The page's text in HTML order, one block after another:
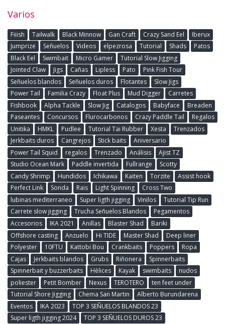
Varios
Fiiish Tailwalk Black Minnow Gan Craft Crazy Sand Eel
Iberux
Jumprize
Señuelos Videos elpezrosa Tutorial Shads
Patos
Black Eel
Swimbait Micro Gamer
Tutorial Slow Jigging
Jointed Claw
Jigs Cañas Lipless Pato
Pink Fish Tour
Señuelos blandos
Señuelos duros Flotantes
Slow Jigs
Power Tail
Familia Crazy Float Plus Mud Digger
Carretes
Fishbook
Alpha Tackle Slow Jig Catalogos Babyface
Breaden
Paseantes
Concursos Flurocarbonos Crazy Paddle Tail
Regalos
Unitika
HMKL Pudlee Tutorial Tai Rubber Xesta
Trenzados
Jerkbaits duros
Cangrejos Stick baits
Aniversario
Power Tail Squid
regalos Trenzado Análisis
Ajist TZ
Studio Ocean Mark
Paddle invertida Fullrange
Scotty
Candy Shrimp
Hundidos Ichikawa Kaiten Torzite
Assist hook
Perfect Link
Sonda Rais Light Spinning
Cross Two
lubinas mediterraneo
Super ligth jigging Vinilos
Tutorial Tip Run
Carrete slow jigging
Trucha Señuelos Blandos
Pegamentos
Accesorios
IKA 2021 Anillas Blaster Shad
Bariki
Offshore casting
Anzuelo Hi TIDE Master Shad
Deep liner
Polyester
10FTU Kattobi Bou Crankbaits Poppers
Ropa
Cajas
Jerkbaits blandos Grubs Riñonera
Spinnerbaits
Spinnerbait y buzzerbaits
Hèlices Kayak swimbaits
nudos
poliester
Petit Bomber Nexus TEROTERO
ten feet under
Tutorial Shore Jigging
Chema San Martin
Alberto Burundarena
Eventos
IKA 2023
TOP 3 SEÑUELOS BLANDOS 23
Super ligth jigging 2024
TOP 3 SEÑUELOS DUROS 23